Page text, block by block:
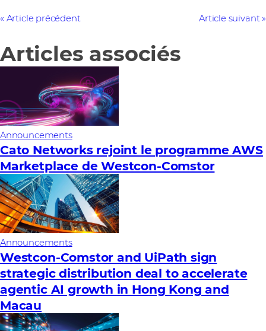
Article précédent Article suivant
Articles associés
Announcements
Cato Networks rejoint le programme AWS
Marketplace de Westcon-Comstor
Announcements
Westcon-Comstor and UiPath sign
strategic distribution deal to accelerate
agentic AI growth in Hong Kong and
Macau